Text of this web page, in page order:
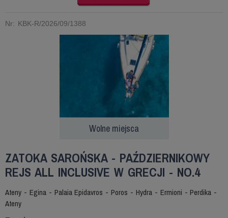
Nr: KBK-R/2026/09/1388
Wolne miejsca
ZATOKA SAROŃSKA - PAŹDZIERNIKOWY
REJS ALL INCLUSIVE W GRECJI - NO.4
Ateny - Egina - Palaia Epidavros - Poros - Hydra - Ermioni - Perdika -
Ateny